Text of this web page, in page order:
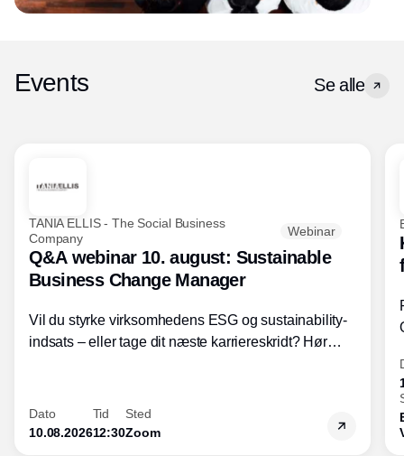
Events Se alle
TANIA ELLIS - The Social Business
Company
Webinar
Q&A webinar 10. august: Sustainable
Business Change Manager
Vil du styrke virksomhedens ESG og sustainability-
indsats – eller tage dit næste karriereskridt? Hør
inden for bæredygtig forretningsudvikling - så du
skaber værdi for både samfund og bundlinje.
Dato
10.08.2026
Tid
12:30
Sted
Zoom